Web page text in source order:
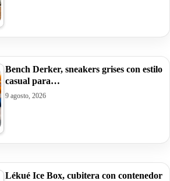
Bench Derker, sneakers grises con estilo
casual para…
9 agosto, 2026
Lékué Ice Box, cubitera con contenedor